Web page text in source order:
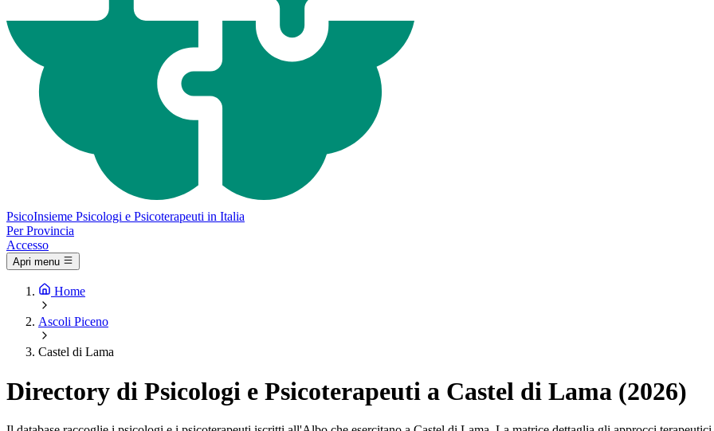
PsicoInsieme Psicologi e Psicoterapeuti in Italia
Per Provincia
Accesso
Apri menu
Home
Ascoli Piceno
Castel di Lama
Directory di Psicologi e Psicoterapeuti a Castel di Lama (2026)